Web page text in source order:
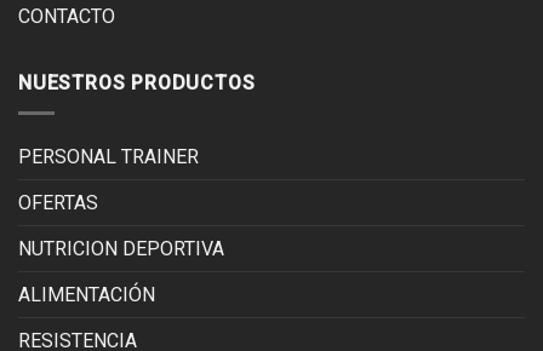
CONTACTO
NUESTROS PRODUCTOS
PERSONAL TRAINER
OFERTAS
NUTRICION DEPORTIVA
ALIMENTACIÓN
RESISTENCIA